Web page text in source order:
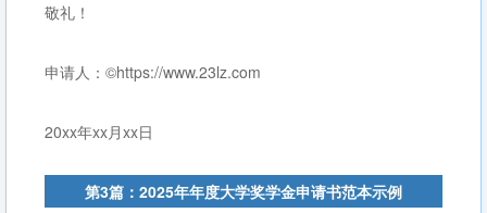
敬礼！
申请人：©https://www.23lz.com
20xx年xx月xx日
第3篇：2025年年度大学奖学金申请书范本示例